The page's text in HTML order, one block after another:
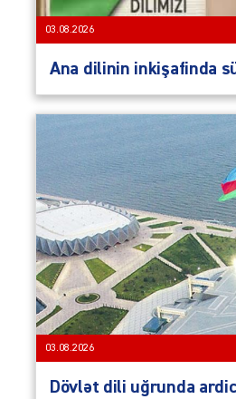
03.08.2026
Ana dilinin inkişafinda
03.08.2026
Dövlət dili uğrunda